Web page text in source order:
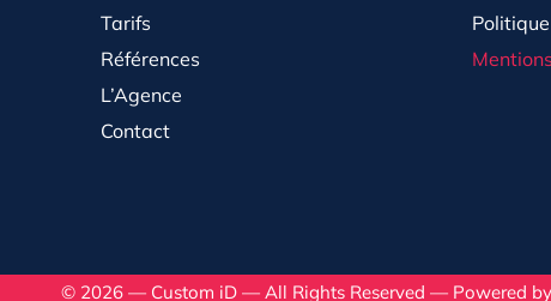
Tarifs
Références
L’Agence
Contact
© 2026 — Custom iD — All Rights Reserved — Powered by